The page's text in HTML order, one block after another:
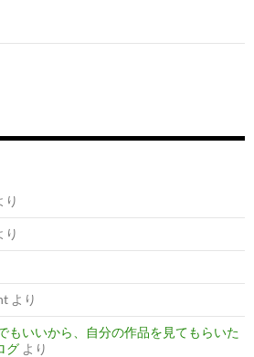
り
り
より
もいいから、自分の作品を見てもらいた
グ より